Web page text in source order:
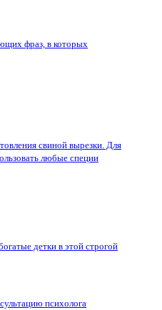
фраз, в которых
свиной вырезки. Для
любые специи
детки в этой строгой
психолога